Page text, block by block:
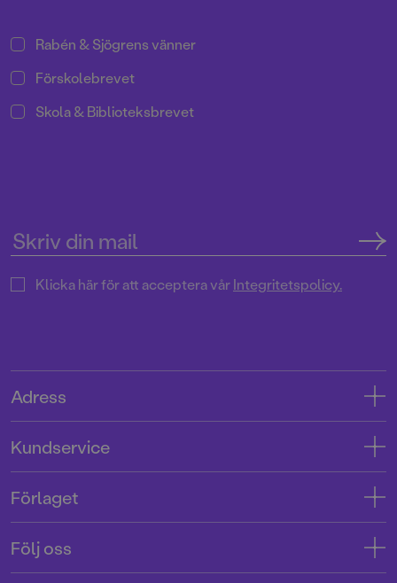
Rabén & Sjögrens vänner
Förskolebrevet
Skola & Biblioteksbrevet
Klicka här för att acceptera vårIntegritetspolicy.
Adress
Tryckerigatan 4
103 12 Stockholm
Org.nr: 556045-7748
Kundservice
Kundservice
Användarvillkor intressenter
Förlaget
Jobba hos oss
Följ oss